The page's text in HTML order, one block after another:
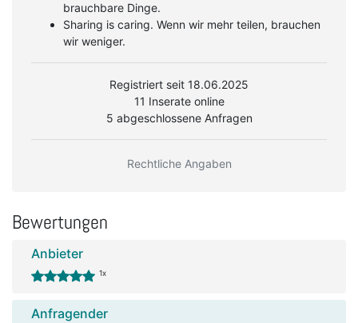
brauchbare Dinge.
Sharing is caring. Wenn wir mehr teilen, brauchen
wir weniger.
Registriert seit 18.06.2025
11 Inserate online
5 abgeschlossene Anfragen
Rechtliche Angaben
Bewertungen
Anbieter
1x
Anfragender